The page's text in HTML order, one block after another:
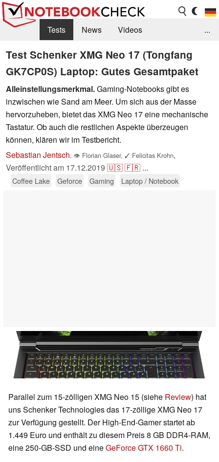
Tests News
Videos
Benchmarks & Tech
Externe Tests
Kaufberatung
Deals Suche
Jobs
Forum
...
Test Schenker XMG Neo 17 (Tongfang
GK7CP0S) Laptop: Gutes Gesamtpaket
Alleinstellungsmerkmal.Gaming-Notebooks gibt es
inzwischen wie Sand am Meer. Um sich aus der Masse
hervorzuheben, bietet das XMG Neo 17 eine mechanische
Tastatur. Ob auch die restlichen Aspekte überzeugen
können, klären wir im Testbericht.
Sebastian Jentsch, 👁 Florian Glaser, ✓ Felicitas Krohn,
Veröffentlicht am 17.12.2019 🇺🇸🇫🇷 ...
Coffee Lake Geforce Gaming Laptop / Notebook
Parallel zum 15-zölligen XMG Neo 15 (siehe Review) hat
uns Schenker Technologies das 17-zöllige XMG Neo 17
zur Verfügung gestellt. Der High-End-Gamer startet ab
1.449 Euro und enthält zu diesem Preis 8 GB DDR4-RAM,
eine 250-GB-SSD und eineGeForce GTX 1660 Ti.